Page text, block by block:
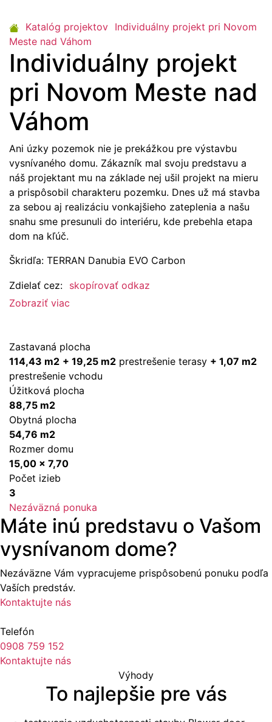
Katalóg projektov Individuálny projekt pri Novom
Meste nad Váhom
Individuálny projekt
pri Novom Meste nad
Váhom
Ani úzky pozemok nie je prekážkou pre výstavbu
vysnívaného domu. Zákazník mal svoju predstavu a
náš projektant mu na základe nej ušil projekt na mieru
a prispôsobil charakteru pozemku. Dnes už má stavba
za sebou aj realizáciu vonkajšieho zateplenia a našu
snahu sme presunuli do interiéru, kde prebehla etapa
dom na kľúč.
Škridľa: TERRAN Danubia EVO Carbon
Zdielať cez: skopírovať odkaz
Zobraziť viac
Zastavaná plocha
114,43 m2 + 19,25 m2 prestrešenie terasy + 1,07 m2
prestrešenie vchodu
Úžitková plocha
88,75 m2
Obytná plocha
54,76 m2
Rozmer domu
15,00 x 7,70
Počet izieb
3
Nezáväzná ponuka
Máte inú predstavu o Vašom
vysnívanom dome?
Nezáväzne Vám vypracujeme prispôsobenú ponuku podľa
Vaších predstáv.
Kontaktujte nás
Telefón
0908 759 152
Kontaktujte nás
Výhody
To najlepšie pre vás